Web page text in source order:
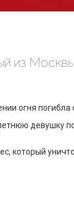
из Москвы
огня
который